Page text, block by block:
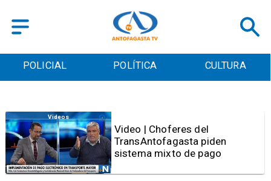
POLICIAL POLÍTICA CULTURA
Videos
Video | Choferes del
TransAntofagasta piden
sistema mixto de pago